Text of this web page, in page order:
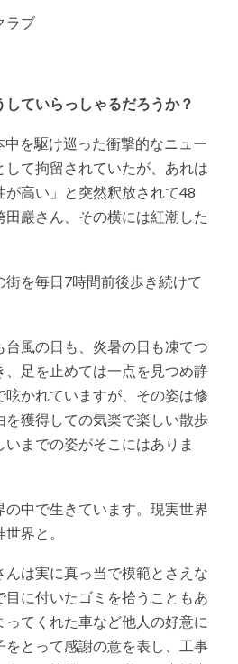
ラブ
ていらっしゃるだろうか？
を駆け巡った衝撃的なニュー
して拘留されていたが、あれは
が高い」と突然釈放されて48
巖さん、その横には紅潮した
を毎日7時間前後歩き続けて
台風の日も、炎暑の日も凍てつ
、足を止めては一点を見つめ静
呟かれていますが、その姿は修
を獲得しての気楽で楽しい散歩
までの姿がそこにはありま
の中で生きています。現実世界
界と。
んは実に真っ当で模範とさえな
目に付いたゴミを拾うこともあ
ってくれた車など他人の好意に
をとって感謝の意を表し、工事